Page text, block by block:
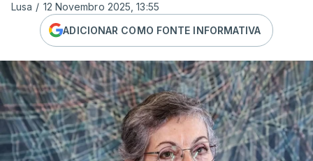
Lusa / 12 Novembro 2025, 13:55
ADICIONAR COMO FONTE INFORMATIVA